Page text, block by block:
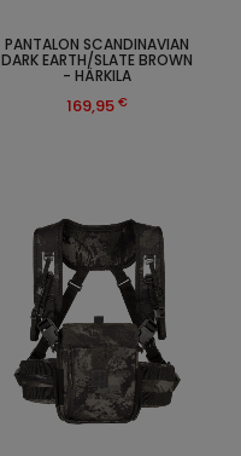
PANTALON SCANDINAVIAN
DARK EARTH/SLATE BROWN
- HÄRKILA
169,95 €